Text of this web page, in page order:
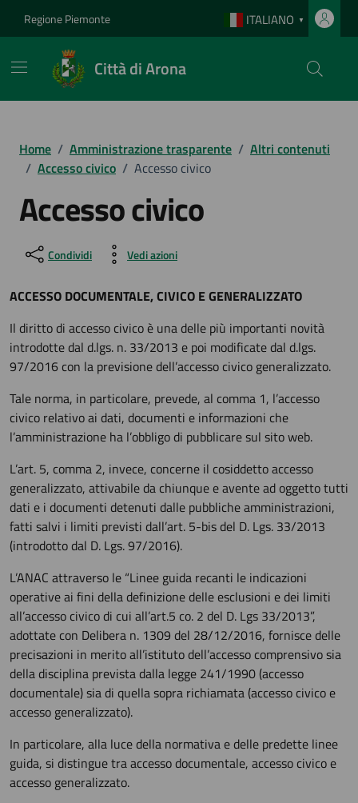
Regione Piemonte ITALIANO ▼
Città di Arona
Home / Amministrazione trasparente / Altri contenuti
/ Accesso civico / Accesso civico
Accesso civico
Condividi Vedi azioni
ACCESSO DOCUMENTALE, CIVICO E GENERALIZZATO
Il diritto di accesso civico è una delle più importanti novità
introdotte dal d.lgs. n. 33/2013 e poi modificate dal d.lgs.
97/2016 con la previsione dell’accesso civico generalizzato.
Tale norma, in particolare, prevede, al comma 1, l’accesso
civico relativo ai dati, documenti e informazioni che
l’amministrazione ha l’obbligo di pubblicare sul sito web.
L’art. 5, comma 2, invece, concerne il cosiddetto accesso
generalizzato, attivabile da chiunque e avente ad oggetto tutti
dati e i documenti detenuti dalle pubbliche amministrazioni,
fatti salvi i limiti previsti dall’art. 5-bis del D. Lgs. 33/2013
(introdotto dal D. Lgs. 97/2016).
L’ANAC attraverso le “Linee guida recanti le indicazioni
operative ai fini della definizione delle esclusioni e dei limiti
all’accesso civico di cui all’art.5 co. 2 del D. Lgs 33/2013”,
adottate con Delibera n. 1309 del 28/12/2016, fornisce delle
precisazioni in merito all’istituto dell’accesso comprensivo sia
della disciplina prevista dalla legge 241/1990 (accesso
documentale) sia di quella sopra richiamata (accesso civico e
accesso generalizzato).
In particolare, alla luce della normativa e delle predette linee
guida, si distingue tra accesso documentale, accesso civico e
accesso generalizzato.